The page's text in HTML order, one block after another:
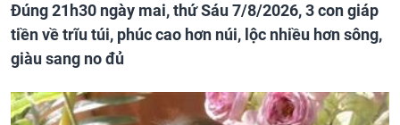
Đúng 21h30 ngày mai, thứ Sáu 7/8/2026, 3 con giáp
tiền về trĩu túi, phúc cao hơn núi, lộc nhiều hơn sông,
giàu sang no đủ